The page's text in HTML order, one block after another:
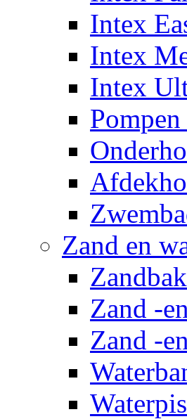
Intex
Intex
Intex
Zand en
Zand -
Zand -